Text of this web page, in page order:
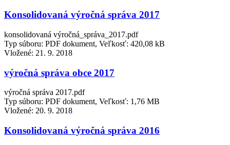
Konsolidovaná výročná správa 2017
konsolidovaná výročná_správa_2017.pdf
Typ súboru: PDF dokument, Veľkosť: 420,08 kB
Vložené: 21. 9. 2018
výročná správa obce 2017
výročná správa 2017.pdf
Typ súboru: PDF dokument, Veľkosť: 1,76 MB
Vložené: 20. 9. 2018
Konsolidovaná výročná správa 2016